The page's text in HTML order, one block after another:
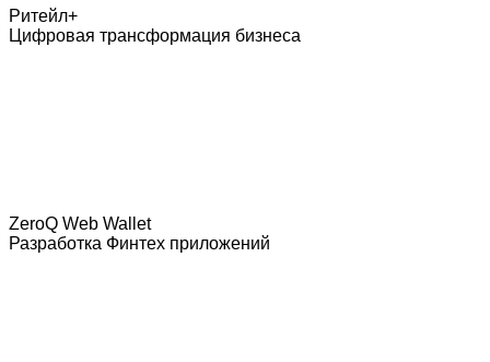
Ритейл+
Цифровая трансформация бизнеса
ZeroQ Web Wallet
Разработка Финтех приложений